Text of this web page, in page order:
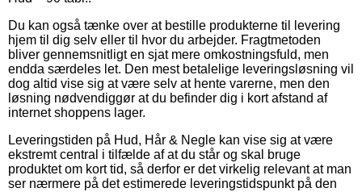
Du kan også tænke over at bestille produkterne til levering
hjem til dig selv eller til hvor du arbejder. Fragtmetoden
bliver gennemsnitligt en sjat mere omkostningsfuld, men
endda særdeles let. Den mest betalelige leveringsløsning vil
dog altid vise sig at være selv at hente varerne, men den
løsning nødvendiggør at du befinder dig i kort afstand af
internet shoppens lager.
Leveringstiden på Hud, Hår & Negle kan vise sig at være
ekstremt central i tilfælde af at du står og skal bruge
produktet om kort tid, så derfor er det virkelig relevant at man
ser nærmere på det estimerede leveringstidspunkt på den